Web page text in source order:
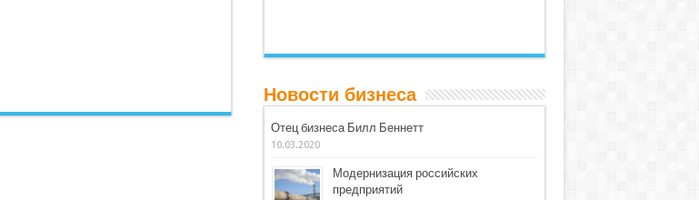
Новости бизнеса
Отец бизнеса Билл Беннетт
10.03.2020
Модернизация российских
предприятий